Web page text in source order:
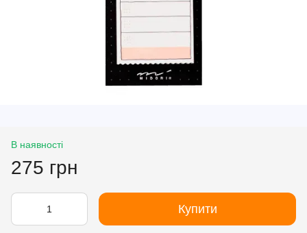
В наявності
275 грн
Купити